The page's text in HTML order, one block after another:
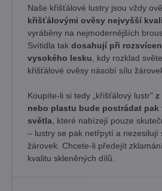
Naše křišťálové lustry jsou vždy
křišťálovými ověsy nejvyšší
vyráběny na nejmodernějších
Svítidla tak dosahují při
vysokého lesku , kdy rozklad
křišťálové ověsy násobí sílu
Koupíte-li si tedy „křišťálový lustr" z
nebo plastu bude postrádat pak
světla , které nabízejí pouze
– lustry se pak netřpytí a nezesilují
žárovek. Chcete-li předejít
kvalitu skleněných dílů.